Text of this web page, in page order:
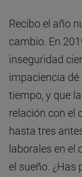
Recibo el año
cambio. En
inseguridad
impaciencia
tiempo, y que
relación con el
hasta tres
laborales en el
el sueño. ¿Has